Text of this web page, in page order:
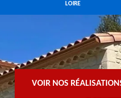
LOIRE
VOIR NOS